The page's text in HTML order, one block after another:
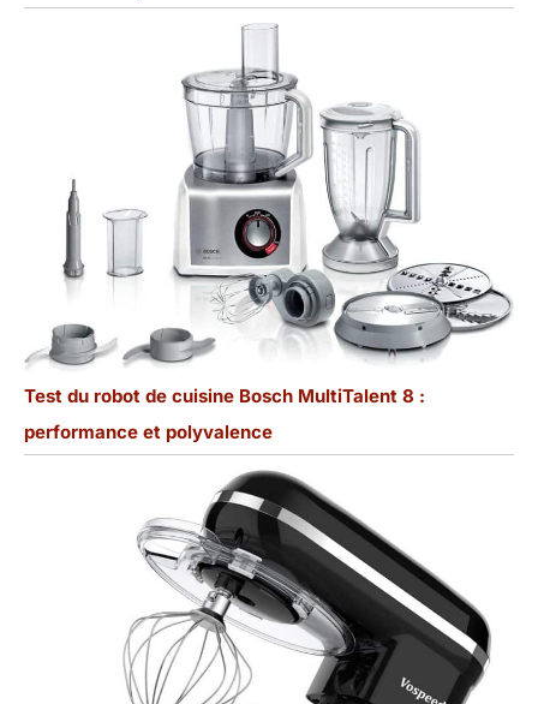
Test du robot de cuisine Bosch MultiTalent 8 :
performance et polyvalence